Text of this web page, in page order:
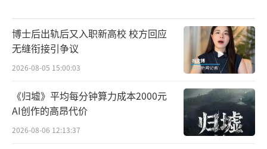
的人口盘子也小了，更关键的是，大家不再相
信房价永远涨。
那批借钱炒房的人，要么已经出局，要么
压根不敢动，需求从源源不断变成了就这么
多。
博士后出轨后又入职新高校 校方回应
无缝衔接引争议
2026-08-05 15:00:03
《归墟》平均每分钟算力成本2000元
AI创作的高昂代价
2026-08-06 12:13:37